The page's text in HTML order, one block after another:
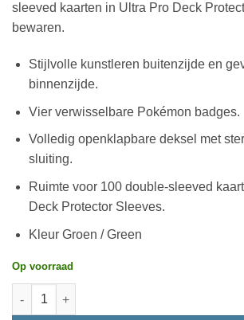
sleeved kaarten in Ultra Pro Deck
bewaren.
Stijlvolle kunstleren buitenzijde en
binnenzijde.
Vier verwisselbare Pokémon badges.
Volledig openklapbare deksel met
sluiting.
Ruimte voor 100 double-sleeved
Deck Protector Sleeves.
Kleur Groen / Green
Op voorraad